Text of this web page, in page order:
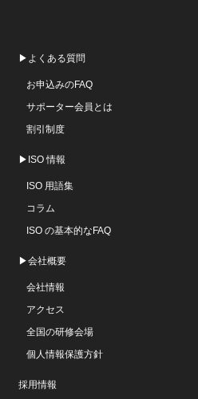
▶よくある質問
お申込みのFAQ
サポーター会員とは
割引制度
▶ISO 情報
ISO 用語集
コラム
ISO の基本的なFAQ
▶会社概要
会社情報
アクセス
全国の研修会場
個人情報保護方針
採用情報